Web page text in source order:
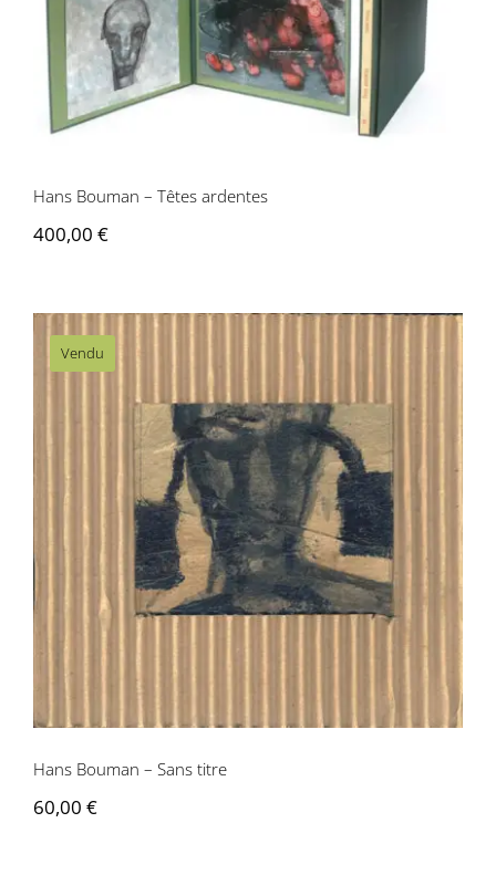
Area revue)s(
Area antic
Hans Bouman – Têtes ardentes
Hans Bouman – Têtes ardentes
400,00 €
Vendu
Hans Bouman – Sans titre
Hans Bouman – Sans titre
60,00 €